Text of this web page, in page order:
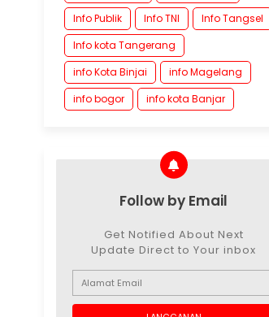
Info Publik
Info TNI
Info Tangsel
Info kota Tangerang
info Kota Binjai
info Magelang
info bogor
info kota Banjar
Follow by Email
Get Notified About Next
Update Direct to Your inbox